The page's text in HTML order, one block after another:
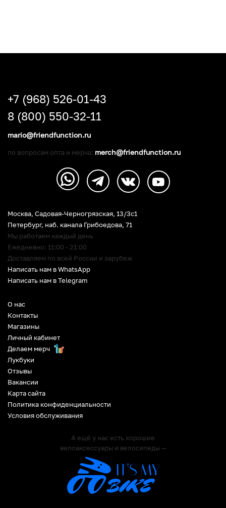
О нас
Контакты
Магазины
Личный кабинет
Делаем мерч
Лукбуки
Отзывы
Вакансии
Карта сайта
Политика конфиденциальности
Условия обслуживания
А ещё у нас есть хорошие
велоаксессуары и велосипеды —
Москва, Садовая-Черногрязская, 13/3c1
Петербург, наб. канала Грибоедова, 71
Мы работаем каждый день
Ежедневно: 11:00 - 21:00
Доставляем по всей России и зарубеж
Написать нам в WhatsApp
Написать нам в Telegram
+7 (968) 526-01-43
8 (800) 550-32-11
mario@friendfunction.ru
по вопросам опта и мерча: merch@friendfunction.ru